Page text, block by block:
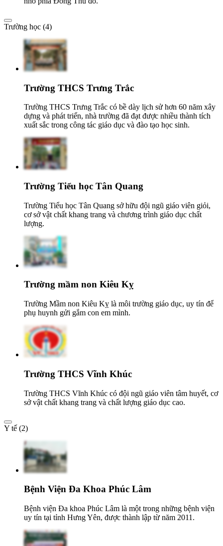
Trường học (4)
Trường THCS Trưng Trắc
Trường THCS Trưng Trắc có bề dày lịch sử hơn 60 năm xây
dựng và phát triển, nhà trường đã đạt được nhiều thành tích
xuất sắc trong công tác giáo dục và đào tạo học sinh.
Trường Tiểu học Tân Quang
Trường Tiểu học Tân Quang sở hữu đội ngũ giáo viên giỏi,
cơ sở vật chất khang trang và chương trình giáo dục chất
lượng.
Trường mầm non Kiêu Kỵ
Trường Mầm non Kiêu Kỵ là môi trường giáo dục, uy tín để
phụ huynh gửi gắm con em mình.
Trường THCS Vĩnh Khúc
Trường THCS Vĩnh Khúc có đội ngũ giáo viên tâm huyết, cơ
sở vật chất khang trang và chất lượng giáo dục cao.
Y tế (2)
Bệnh Viện Đa Khoa Phúc Lâm
Bệnh viện Đa khoa Phúc Lâm là một trong những bệnh viện
uy tín tại tỉnh Hưng Yên, được thành lập từ năm 2011.